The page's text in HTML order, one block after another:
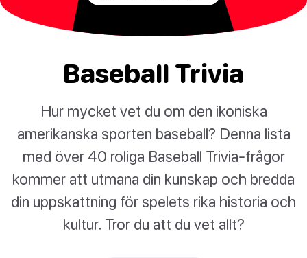
Baseball Trivia
Hur mycket vet du om den ikoniska
amerikanska sporten baseball? Denna lista
med över 40 roliga Baseball Trivia-frågor
kommer att utmana din kunskap och bredda
din uppskattning för spelets rika historia och
kultur. Tror du att du vet allt?